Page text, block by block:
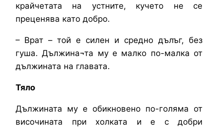
крайчетата на устните, кучето не се
преценява като добро.
– Врат – той е силен и средно дълъг, без
гуша. Дължина¬та му е малко по-малка от
дължината на главата.
Тяло
Дължината му е обикновено по-голяма от
височината при холката и е с добри